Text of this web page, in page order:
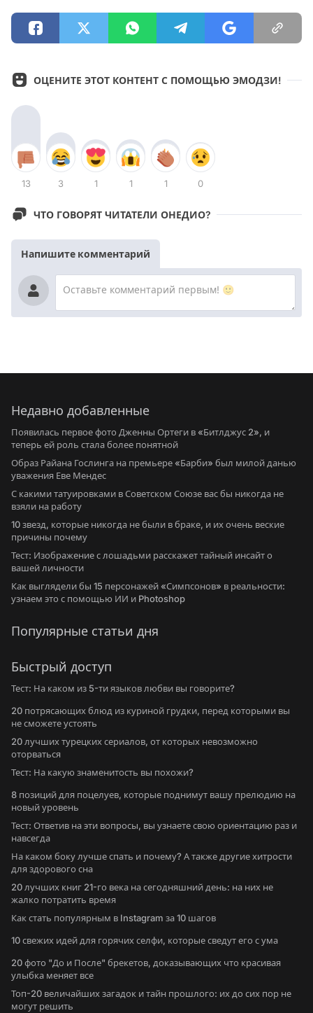
ОЦЕНИТЕ ЭТОТ КОНТЕНТ С ПОМОЩЬЮ ЭМОДЗИ!
13 3 1 1 1 0
ЧТО ГОВОРЯТ ЧИТАТЕЛИ ОНЕДИО?
Напишите комментарий
Недавно добавленные
Появилась первое фото Дженны Ортеги в «Битлджус 2», и
теперь ей роль стала более понятной
Образ Райана Гослинга на премьере «Барби» был милой данью
уважения Еве Мендес
С какими татуировками в Советском Союзе вас бы никогда не
взяли на работу
10 звезд, которые никогда не были в браке, и их очень веские
причины почему
Тест: Изображение с лошадьми расскажет тайный инсайт о
вашей личности
Как выглядели бы 15 персонажей «Симпсонов» в реальности:
узнаем это с помощью ИИ и Photoshop
Популярные статьи дня
Быстрый доступ
Тест: На каком из 5-ти языков любви вы говорите?
20 потрясающих блюд из куриной грудки, перед которыми вы
не сможете устоять
20 лучших турецких сериалов, от которых невозможно
оторваться
Тест: На какую знаменитость вы похожи?
8 позиций для поцелуев, которые поднимут вашу прелюдию на
новый уровень
Тест: Ответив на эти вопросы, вы узнаете свою ориентацию раз и
навсегда
На каком боку лучше спать и почему? А также другие хитрости
для здорового сна
20 лучших книг 21-го века на сегодняшний день: на них не
жалко потратить время
Как стать популярным в Instagram за 10 шагов
10 свежих идей для горячих селфи, которые сведут его с ума
20 фото "До и После" брекетов, доказывающих что красивая
улыбка меняет все
Топ-20 величайших загадок и тайн прошлого: их до сих пор не
могут решить